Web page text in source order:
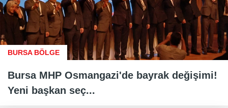
BURSA BÖLGE
Bursa MHP Osmangazi'de bayrak değişimi!
Yeni başkan seç...